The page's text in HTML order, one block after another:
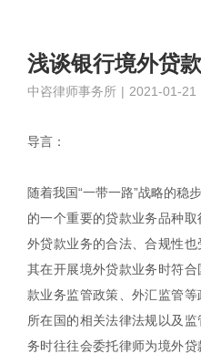
浅谈银行境外贷
中咨律师事务所 | 2021-01-21
导言：
随着我国“一带一路”战略的稳
的一个重要的贷款业务品种
外贷款业务的合法、合规性
其在开展境外贷款业务时符
款业务监管政策、外汇监管
所在国的相关法律法规以及
务时往往会委托律师为境外